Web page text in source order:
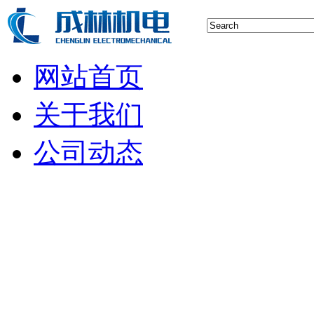
网站首页
关于我们
公司动态